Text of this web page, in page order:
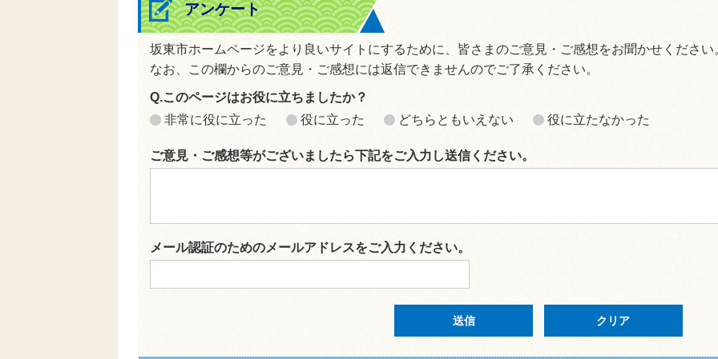
アンケート
坂東市ホームページをより良いサイトにするために、皆さまのご意見・ご感想をお聞かせください
なお、この欄からのご意見・ご感想には返信できませんのでご了承ください。
Q.このページはお役に立ちましたか？
非常に役に立った
役に立った どちらともいえない 役に立たなかった
ご意見・ご感想等がございましたら下記をご入力し送信ください。
メール認証のためのメールアドレスをご入力ください。